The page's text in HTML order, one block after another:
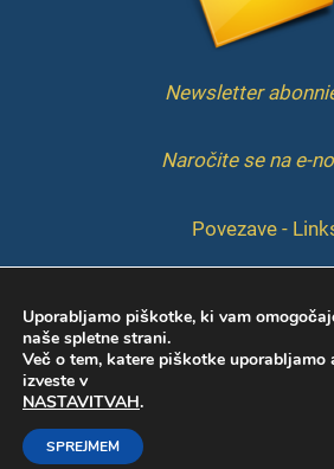
Newsletter
Naročite se na e-
Povezave -
Copyright © 2026 KIS | Web
Uporabljamo piškotke, ki vam
naše spletne strani.
Več o tem, katere piškotke
izveste v
NASTAVITVAH.
SPREJMEM